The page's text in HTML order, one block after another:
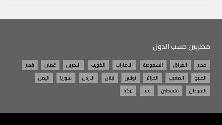
مطربين حسب الدول
مصر العراق السعودية الامارات الكويت البحرين عُمان
قطر
الخليج
المغرب الجزائر تونس لبنان الاردن سوريا
اليمن
السودان
فلسطين ليبيا تركيا